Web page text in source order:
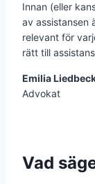
Innan (eller
av assistansen
relevant för
rätt till
Emilia
Advokat
Vad